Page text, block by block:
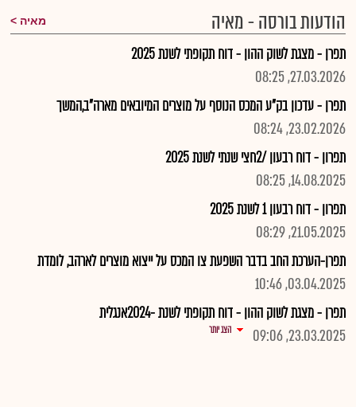
הודעות בורסה - מאיה
מאיה
תפרן - מצגת לשוק ההון - דוח תקופתי לשנת 2025
27.03.2026, 08:25
תפרן - עדכון בק"ע המכס הנוסף על מוצרים המיובאים מארה"ב,המשך
23.02.2026, 08:24
תפרון - דוח רבעון /2חצי שנתי לשנת 2025
14.08.2025, 08:25
תפרון - דוח רבעון 1 לשנת 2025
21.05.2025, 08:29
תפרן-הערכת החב בדבר השפעת צו המכס על ייצוא מוצרים לארהב, לומדת
03.04.2025, 10:46
תפרן - מצגת לשוק ההון - דוח תקופתי לשנת -2024אנגלית
23.03.2025, 09:06
הצג יותר